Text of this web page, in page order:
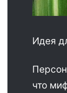
Идея
что